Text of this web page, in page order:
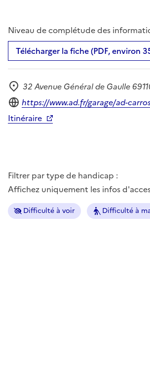
Niveau de complétude des
Télécharger la fiche (PDF, environ
Adresse
32 Avenue Général de Gaulle
Site internet
https://www.ad.fr/garage/ad-
Itinéraire
Filtrer par type de handicap :
Affichez uniquement les infos
Difficulté à voir Difficulté à